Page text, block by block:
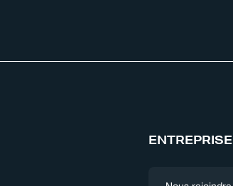
ENTREPRISE